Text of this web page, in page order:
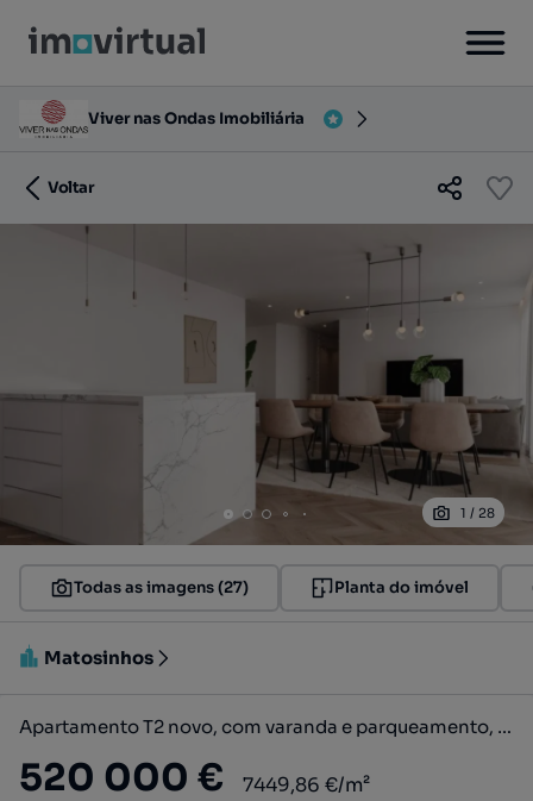
Viver nas Ondas Imobiliária
Voltar
1 / 28
Todas as imagens (27) Planta do imóvel
Matosinhos
Apartamento T2 novo, com varanda e parqueamento, em Matosinhos.
520 000 € 7449,86 €/m²